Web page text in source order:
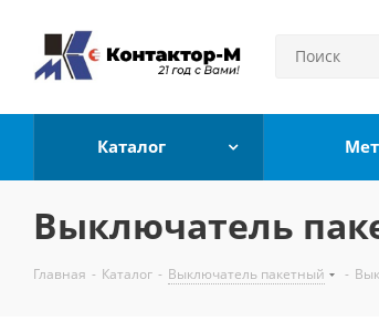
Каталог
Выключатель
Главная - Каталог - Выключатель пакетный -